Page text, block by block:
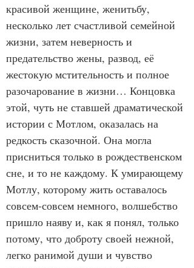
красивой женщине, женитьбу,
несколько лет счастливой семейной
жизни, затем неверность и
предательство жены, развод, её
жестокую мстительность и полное
разочарование в жизни… Концовка
этой, чуть не ставшей драматической
истории с Мотлом, оказалась на
редкость сказочной. Она могла
присниться только в рождественском
сне, и то не каждому. К умирающему
Мотлу, которому жить оставалось
совсем-совсем немного, волшебство
пришло наяву и, как я понял, только
потому, что доброту своей нежной,
легко ранимой души и чувство